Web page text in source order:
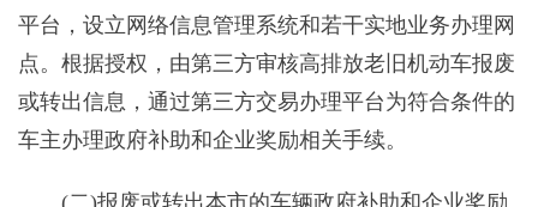
平台，设立网络信息管理系统和若干实地业务办理网
点。根据授权，由第三方审核高排放老旧机动车报废
或转出信息，通过第三方交易办理平台为符合条件的
车主办理政府补助和企业奖励相关手续。
(二)报废或转出本市的车辆政府补助和企业奖励